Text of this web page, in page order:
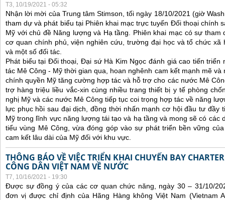
T3, 10/19/2021 - 05:32
Nhận lời mời của Trung tâm Stimson, tối ngày 18/10/2021 (giờ
tham dự và phát biểu tại Phiên khai mạc trực tuyến Đối thoại chính
Mỹ với chủ đề Năng lượng và Hạ tầng. Phiên khai mạc có sự
cơ quan chính phủ, viện nghiên cứu, trường đại học và tổ chức xã
và một số đối tác.
Phát biểu tại Đối thoại, Đại sứ Hà Kim Ngọc đánh giá cao tiến triển
tác Mê Công - Mỹ thời gian qua, hoan nghênh cam kết mạnh mẽ
chính quyền Mỹ tăng cường hợp tác và hỗ trợ cho các nước Mê
trợ hàng triệu liều vắc-xin cùng nhiều trang thiết bị y tế phòng
nghị Mỹ và các nước Mê Công tiếp tục coi trọng hợp tác về năng
lực phục hồi sau đại dịch, đồng thời nhấn mạnh cơ hội đầu tư đầy
Mỹ trong lĩnh vực năng lượng tái tạo và hạ tầng và mong sẽ có các
tiểu vùng Mê Công, vừa đóng góp vào sự phát triển bền vững
cam kết lâu dài của Mỹ đối với khu vực.
THÔNG BÁO VỀ VIỆC TRIỂN KHAI CHUYẾN BAY
CÔNG DÂN VIỆT NAM VỀ NƯỚC
T7, 10/16/2021 - 19:30
Được sự đồng ý của các cơ quan chức năng, ngày 30 – 31/10/
đơn vị được chỉ định của Hãng Hàng không Việt Nam (Vietnam